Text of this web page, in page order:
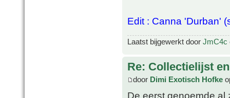
Edit : Canna 'Durban'
Laatst bijgewerkt door JmC4c
Re: Collectielijst
door Dimi Exotisch Hofke
De eerst genoemde al